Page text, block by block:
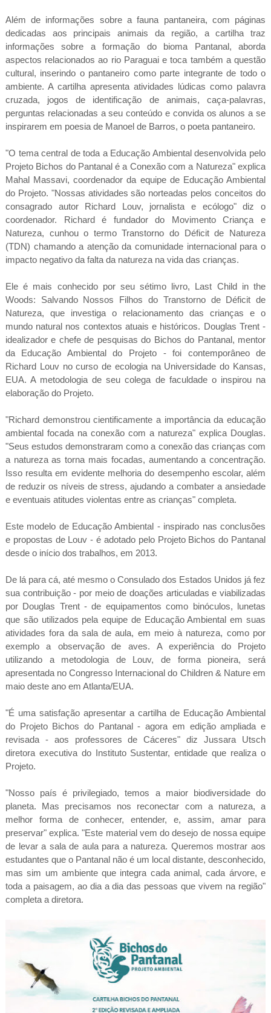
Além de informações sobre a fauna pantaneira, com páginas
dedicadas aos principais animais da região, a cartilha traz
informações sobre a formação do bioma Pantanal, aborda
aspectos relacionados ao rio Paraguai e toca também a questão
cultural, inserindo o pantaneiro como parte integrante de todo o
ambiente. A cartilha apresenta atividades lúdicas como palavra
cruzada, jogos de identificação de animais, caça-palavras,
perguntas relacionadas a seu conteúdo e convida os alunos a se
inspirarem em poesia de Manoel de Barros, o poeta pantaneiro.
"O tema central de toda a Educação Ambiental desenvolvida pelo
Projeto Bichos do Pantanal é a Conexão com a Natureza" explica
Mahal Massavi, coordenador da equipe de Educação Ambiental
do Projeto. "Nossas atividades são norteadas pelos conceitos do
consagrado autor Richard Louv, jornalista e ecólogo" diz o
coordenador. Richard é fundador do Movimento Criança e
Natureza, cunhou o termo Transtorno do Déficit de Natureza
(TDN) chamando a atenção da comunidade internacional para o
impacto negativo da falta da natureza na vida das crianças.
Ele é mais conhecido por seu sétimo livro, Last Child in the
Woods: Salvando Nossos Filhos do Transtorno de Déficit de
Natureza, que investiga o relacionamento das crianças e o
mundo natural nos contextos atuais e históricos. Douglas Trent -
idealizador e chefe de pesquisas do Bichos do Pantanal, mentor
da Educação Ambiental do Projeto - foi contemporâneo de
Richard Louv no curso de ecologia na Universidade do Kansas,
EUA. A metodologia de seu colega de faculdade o inspirou na
elaboração do Projeto.
"Richard demonstrou cientificamente a importância da educação
ambiental focada na conexão com a natureza" explica Douglas.
"Seus estudos demonstraram como a conexão das crianças com
a natureza as torna mais focadas, aumentando a concentração.
Isso resulta em evidente melhoria do desempenho escolar, além
de reduzir os níveis de stress, ajudando a combater a ansiedade
e eventuais atitudes violentas entre as crianças" completa.
Este modelo de Educação Ambiental - inspirado nas conclusões
e propostas de Louv - é adotado pelo Projeto Bichos do Pantanal
desde o início dos trabalhos, em 2013.
De lá para cá, até mesmo o Consulado dos Estados Unidos já fez
sua contribuição - por meio de doações articuladas e viabilizadas
por Douglas Trent - de equipamentos como binóculos, lunetas
que são utilizados pela equipe de Educação Ambiental em suas
atividades fora da sala de aula, em meio à natureza, como por
exemplo a observação de aves. A experiência do Projeto
utilizando a metodologia de Louv, de forma pioneira, será
apresentada no Congresso Internacional do Children & Nature em
maio deste ano em Atlanta/EUA.
"É uma satisfação apresentar a cartilha de Educação Ambiental
do Projeto Bichos do Pantanal - agora em edição ampliada e
revisada - aos professores de Cáceres" diz Jussara Utsch
diretora executiva do Instituto Sustentar, entidade que realiza o
Projeto.
"Nosso país é privilegiado, temos a maior biodiversidade do
planeta. Mas precisamos nos reconectar com a natureza, a
melhor forma de conhecer, entender, e, assim, amar para
preservar" explica. "Este material vem do desejo de nossa equipe
de levar a sala de aula para a natureza. Queremos mostrar aos
estudantes que o Pantanal não é um local distante, desconhecido,
mas sim um ambiente que integra cada animal, cada árvore, e
toda a paisagem, ao dia a dia das pessoas que vivem na região"
completa a diretora.